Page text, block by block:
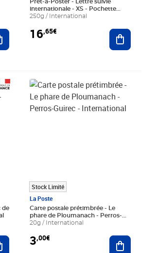
au panier
Prêt-à-Poster - Lettre suivie
internationale - XS - Pochette
cartonnée - Format C5
250g / International
16,65€ Ajouter
de
au panier
Stock Limité
La Poste
Carte postale prétimbrée - Le
phare de Ploumanach - Perros-
Guirec - International
20g / International
3,00€
Prix 3,00€
Ajouter